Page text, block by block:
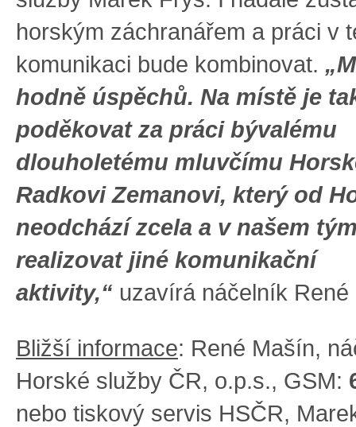
horským záchranářem a práci v
komunikaci bude kombinovat.
hodně úspěchů. Na místě je
poděkovat za práci bývalému
dlouholetému mluvčímu
Radkovi Zemanovi, který od
neodchází zcela a v našem
realizovat jiné komunikační
aktivity,“ uzavírá náčelník René
Bližší informace: René Mašín,
Horské služby ČR, o.p.s., GSM:
nebo tiskový servis HSČR,